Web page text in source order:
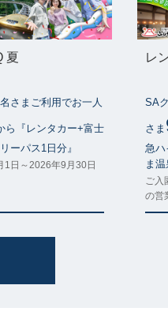
夏
さまご利用でお一人
ら『レンタカー+富士
ーパス1日分』
1日～2026年9月30日
レ
SA
さま
急ハ
ま
ご入
の営